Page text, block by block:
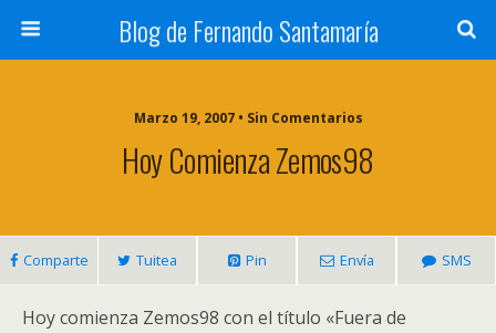
Blog de Fernando Santamaría
Marzo 19, 2007 • Sin Comentarios
Hoy Comienza Zemos98
Comparte Tuitea Pin Envía SMS
Hoy comienza Zemos98 con el título «Fuera de